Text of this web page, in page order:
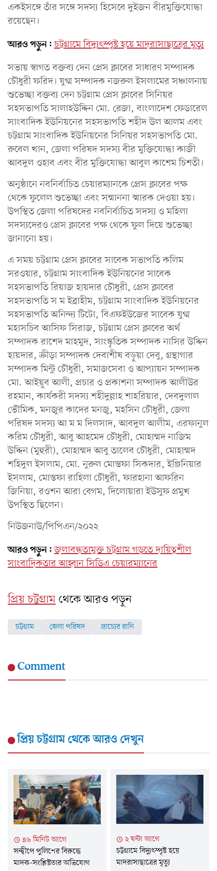
একইসঙ্গে তাঁর সঙ্গে সদস্য হিসেবে দুইজন বীরমুক্তিযোদ্ধা
রয়েছেন।
আরও পড়ুন: চট্টগ্রামে বিদ্যুৎস্পৃষ্ট হয়ে মাদরাসাছাত্রের মৃত্যু
সভায় স্বাগত বক্তব্য দেন প্রেস ক্লাবের সাধারণ সম্পাদক
চৌধুরী ফরিদ। যুগ্ম সম্পাদক নজরুল ইসলামের সঞ্চালনায়
শুভেচ্ছা বক্তব্য দেন চট্টগ্রাম প্রেস ক্লাবের সিনিয়র
সহসভাপতি সালাহউদ্দিন মো. রেজা, বাংলাদেশ ফেডারেল
সাংবাদিক ইউনিয়নের সহসভাপতি শহীদ উল আলম এবং
চট্টগ্রাম সাংবাদিক ইউনিয়নের সিনিয়র সহসভাপতি মো.
রুবেল খান, জেলা পরিষদ সদস্য বীর মুক্তিযোদ্ধা কাজী
আবদুল ওহাব এবং বীর মুক্তিযোদ্ধা আবুল কাশেম চিশতী।
অনুষ্ঠানে নবনির্বাচিত চেয়ারম্যানকে প্রেস ক্লাবের পক্ষ
থেকে ফুলেল শুভেচ্ছা এবং সম্মাননা স্মারক দেওয়া হয়।
উপস্থিত জেলা পরিষদের নবনির্বাচিত সদস্য ও মহিলা
সদস্যদেরও প্রেস ক্লাবের পক্ষ থেকে ফুল দিয়ে শুভেচ্ছা
জানানো হয়।
এ সময় চট্টগ্রাম প্রেস ক্লাবের সাবেক সভাপতি কলিম
সরওয়ার, চট্টগ্রাম সাংবাদিক ইউনিয়নের সাবেক
সহসভাপতি রিয়াজ হায়দার চৌধুরী, প্রেস ক্লাবের
সহসভাপতি স ম ইব্রাহীম, চট্টগ্রাম সাংবাদিক ইউনিয়নের
সহসভাপতি অনিন্দ্য টিটো, বিএফইউজের সাবেক যুগ্ম
মহাসচিব আসিফ সিরাজ, চট্টগ্রাম প্রেস ক্লাবের অর্থ
সম্পাদক রাশেদ মাহমুদ, সাংস্কৃতিক সম্পাদক নাসির উদ্দিন
হায়দার, ক্রীড়া সম্পাদক দেবাশীষ বড়ুয়া দেবু, গ্রন্থাগার
সম্পাদক মিন্টু চৌধুরী, সমাজসেবা ও আপ্যায়ন সম্পাদক
মো. আইয়ুব আলী, প্রচার ও প্রকাশনা সম্পাদক আলীউর
রহমান, কার্যকরী সদস্য শহীদুল্লাহ শাহরিয়ার, দেবদুলাল
ভৌমিক, মনজুর কাদের মনজু, মহসিন চৌধুরী, জেলা
পরিষদ সদস্য আ ম ম দিলসাদ, আবদুল আলীম, এরফানুল
করিম চৌধুরী, আবু আহমেদ চৌধুরী, মোহাম্মদ নাজিম
উদ্দিন (মুহুরী), মোহাম্মদ আবু তালেব চৌধুরী, মোহাম্মদ
শহিদুল ইসলাম, মো. নুরুল মোস্তফা সিকদার, ইঞ্জিনিয়ার
ইসলাম, মোস্তফা রাহিলা চৌধুরী, ফারহানা আফরিন
জিনিয়া, রওশন আরা বেগম, দিলোয়ারা ইউসুফ প্রমুখ
উপস্থিত ছিলেন।
নিউজনাউ/পিপিএন/২০২২
আরও পড়ুন: জলাবদ্ধতামুক্ত চট্টগ্রাম গড়তে দায়িত্বশীল
সাংবাদিকতার আহ্বান সিডিএ চেয়ারম্যানের
প্রিয় চট্টগ্রামথেকে আরও পড়ুন
চট্টগ্রাম জেলা পরিষদ প্রাচ্যের রানি
Comment
প্রিয় চট্টগ্রামথেকে আরও দেখুন
৪৬ মিনিট আগে
সন্দ্বীপে পুলিশের বিরুদ্ধে
মাদক-সংশ্লিষ্টতার অভিযোগ
২ ঘন্টা আগে
চট্টগ্রামে বিদ্যুৎস্পৃষ্ট হয়ে
মাদরাসাছাত্রের মৃত্যু